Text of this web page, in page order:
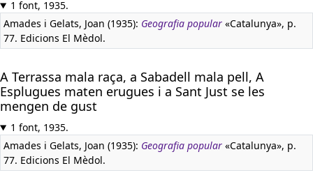
1 font, 1935.
Amades i Gelats, Joan (1935): Geografia popular «Catalunya», p.
77. Edicions El Mèdol.
A Terrassa mala raça, a Sabadell mala pell, A
Esplugues maten erugues i a Sant Just se les
mengen de gust
1 font, 1935.
Amades i Gelats, Joan (1935): Geografia popular «Catalunya», p.
77. Edicions El Mèdol.